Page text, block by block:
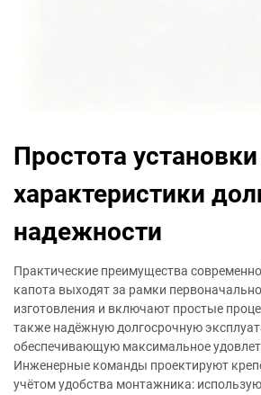
Простота
характеристики
надежности
Практические преимущества
капота выходят за рамки
изготовления и включают простые
также надёжную долгосрочную
обеспечивающую максимальное
Инженерные команды проектируют
учётом удобства монтажника: